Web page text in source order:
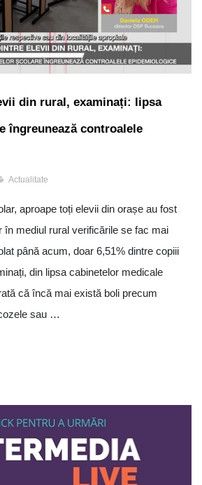
din rural, examinați: lipsa
îngreunează controalele
Actualitate
aproape toți elevii din orașe au fost
în mediul rural verificările se fac mai
până acum, doar 6,51% dintre copiii
din lipsa cabinetelor medicale
că încă mai există boli precum
sau …